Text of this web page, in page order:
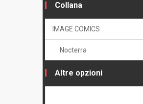
Collana
IMAGE COMICS
Nocterra
Altre opzioni